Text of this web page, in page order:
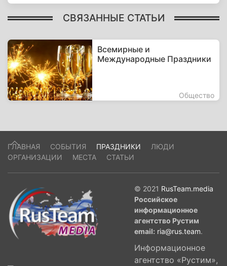
СВЯЗАННЫЕ СТАТЬИ
Всемирные и
Международные Праздники
Общество
ГЛАВНАЯ СОБЫТИЯ ПРАЗДНИКИ
ЛЮДИ
ОРГАНИЗАЦИИ
МЕСТА СТАТЬИ
© 2021 RusTeam.media
Российское
информационное
агентство Рустим
email: ria@rus.team.
Информационное
агентство «Рустим»,